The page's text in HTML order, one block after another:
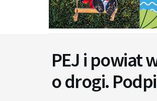
PEJ i powiat
o drogi.